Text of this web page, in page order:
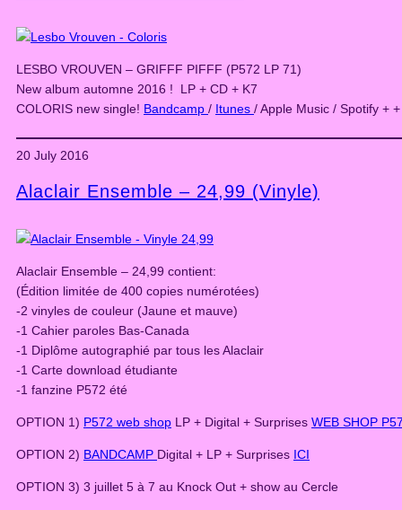
LESBO VROUVEN – GRIFFF PIFFF (P572 LP 71)
New album automne 2016 ! LP + CD + K7
COLORIS new single! Bandcamp / Itunes / Apple Music / Spotify +
20 July 2016
Alaclair Ensemble – 24,99 (Vinyle)
Alaclair Ensemble – 24,99 contient:
(Édition limitée de 400 copies numérotées)
-2 vinyles de couleur (Jaune et mauve)
-1 Cahier paroles Bas-Canada
-1 Diplôme autographié par tous les Alaclair
-1 Carte download étudiante
-1 fanzine P572 été
OPTION 1) P572 web shop LP + Digital + Surprises WEB SHOP
OPTION 2) BANDCAMP Digital + LP + Surprises ICI
OPTION 3) 3 juillet 5 à 7 au Knock Out + show au Cercle